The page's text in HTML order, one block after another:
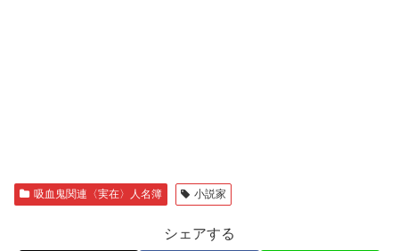
吸血鬼関連〈実在〉人名簿 小説家
シェアする